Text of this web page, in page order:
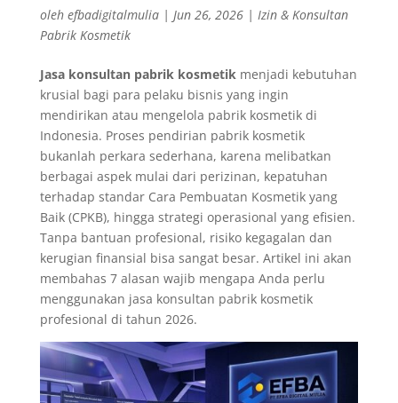
oleh efbadigitalmulia| Jun 26, 2026| Izin & Konsultan
Pabrik Kosmetik
Jasa konsultan pabrik kosmetikmenjadi kebutuhan
krusial bagi para pelaku bisnis yang ingin
mendirikan atau mengelola pabrik kosmetik di
Indonesia. Proses pendirian pabrik kosmetik
bukanlah perkara sederhana, karena melibatkan
berbagai aspek mulai dari perizinan, kepatuhan
terhadap standar Cara Pembuatan Kosmetik yang
Baik (CPKB), hingga strategi operasional yang efisien.
Tanpa bantuan profesional, risiko kegagalan dan
kerugian finansial bisa sangat besar. Artikel ini akan
membahas 7 alasan wajib mengapa Anda perlu
menggunakan jasa konsultan pabrik kosmetik
profesional di tahun 2026.